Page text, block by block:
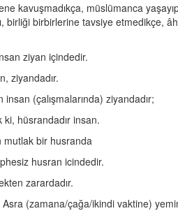
kavuşmadıkça, müslümanca
birliği birbirlerine tavsiye etmedikçe,
ziyan içindedir.
ziyandadır.
insan (çalışmalarında) ziyandadır;
ki, hüsrandadır insan.
mutlak bir husranda
husran icindedir.
zarardadır.
(zamana/çağa/ikindi vaktine)